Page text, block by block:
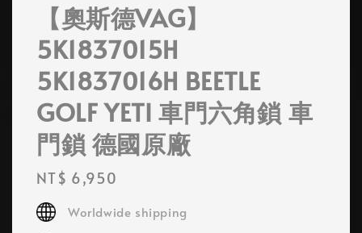
【奧斯德VAG】
5K1837015H
5K1837016H BEETLE
GOLF YETI 車門六角鎖 車
門鎖 德國原廠
Regular
price
NT$ 6,950
Worldwide shipping